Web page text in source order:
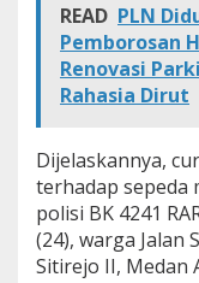
READ PLN
Pemborosan
Renovasi
Rahasia Dirut
Dijelaskannya,
terhadap sepeda
polisi BK 4241
(24), warga Jalan
Sitirejo II, Medan